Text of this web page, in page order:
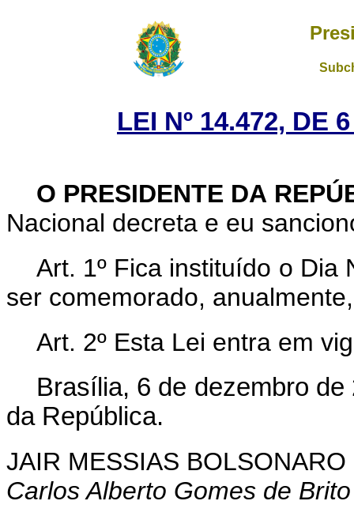
LEI Nº 14.472, DE
O PRESIDENTE DA
Nacional decreta e eu
Art. 1º Fica instituído o Dia
ser comemorado,
Art. 2º Esta Lei entra em
Brasília, 6 de dezembro de
da República.
JAIR MESSIAS BOLSONARO
Carlos Alberto Gomes de Brito